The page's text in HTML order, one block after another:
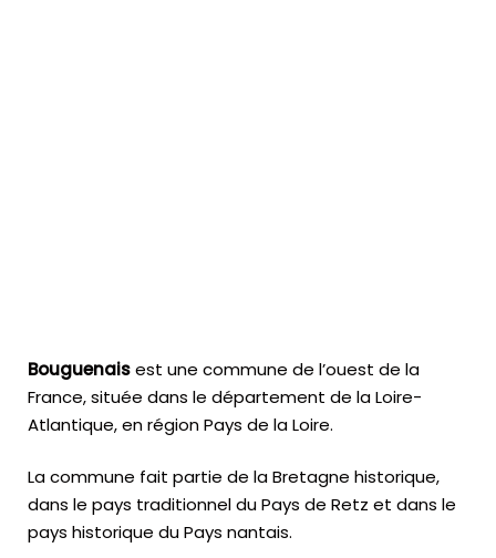
Bouguenaisest une commune de l’ouest de la
France, située dans le département de la Loire-
Atlantique, en région Pays de la Loire.
La commune fait partie de la Bretagne historique,
dans le pays traditionnel du Pays de Retz et dans le
pays historique du Pays nantais.